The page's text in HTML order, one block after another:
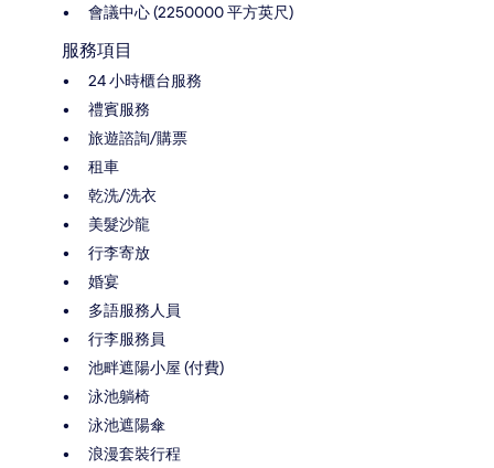
會議中心 (2250000 平方英尺)
服務項目
24 小時櫃台服務
禮賓服務
旅遊諮詢/購票
租車
乾洗/洗衣
美髮沙龍
行李寄放
婚宴
多語服務人員
行李服務員
池畔遮陽小屋 (付費)
泳池躺椅
泳池遮陽傘
浪漫套裝行程